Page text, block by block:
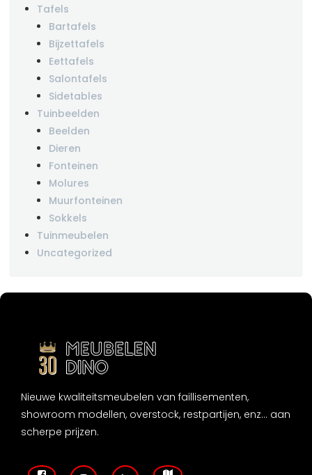
Tafels
Bartafels
Bijzettafels
Eettafels
Salontafels
Sidetables
Tuinbeelden
Beelden
Dieren
Fonteinen
Molures
Muurfonteinen
Sokkels
Tuinmeubelen
Uncategorized
Nieuwe kwaliteitsmeubelen van faillisementen,
showroom modellen, overstock, restpartijen, enz... aan
scherpe prijzen.